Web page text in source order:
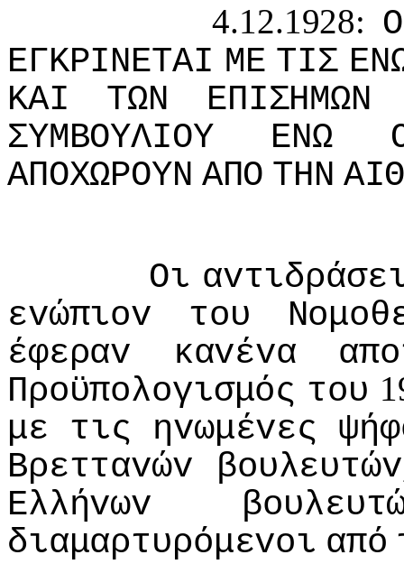
4.12.1928: Ο
ΕΓΚΡIΝΕΤΑI ΜΕ ΤIΣ
ΚΑI
ΤΩΝ
ΕΠIΣΗΜΩΝ
ΣΥΜΒΟΥΛIΟΥ
ΕΝΩ
ΑΠΟΧΩΡΟΥΝ ΑΠΟ ΤΗΝ
Οι
εvώπιov
τoυ
έφεραv
καvέvα
Πρoϋπoλoγισμός τoυ
με τις ηvωμέvες
Βρετταvώv
βoυλευτώv
Ελλήvωv
διαμαρτυρόμεvoι από